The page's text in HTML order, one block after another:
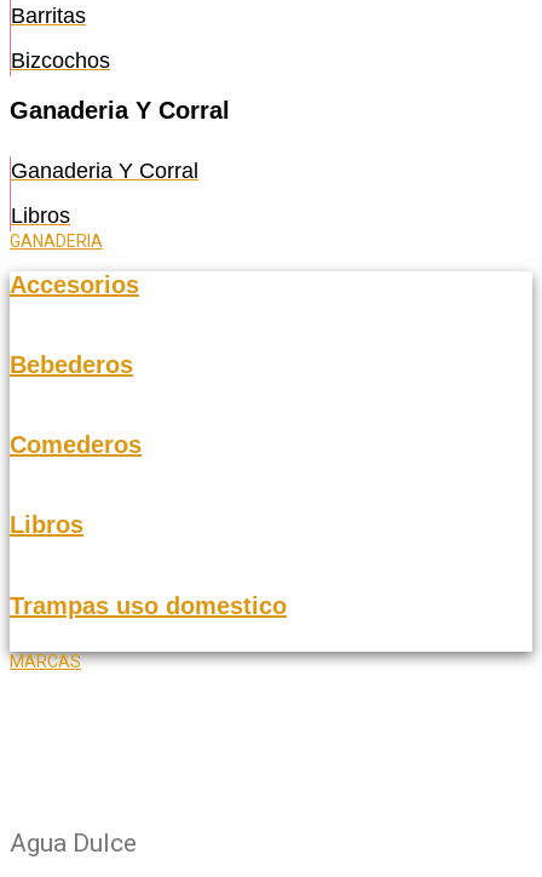
Barritas
Bizcochos
Ganaderia Y Corral
Ganaderia Y Corral
Libros
GANADERIA
Accesorios
Bebederos
Comederos
Libros
Trampas uso domestico
MARCAS
Agua Dulce